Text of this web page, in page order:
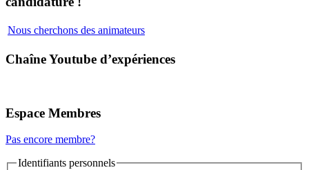
Nous cherchons des animateurs
Chaîne Youtube d’expériences
Espace Membres
Pas encore membre?
Identifiants personnels